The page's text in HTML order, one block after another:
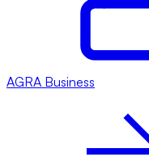
AGRA Business